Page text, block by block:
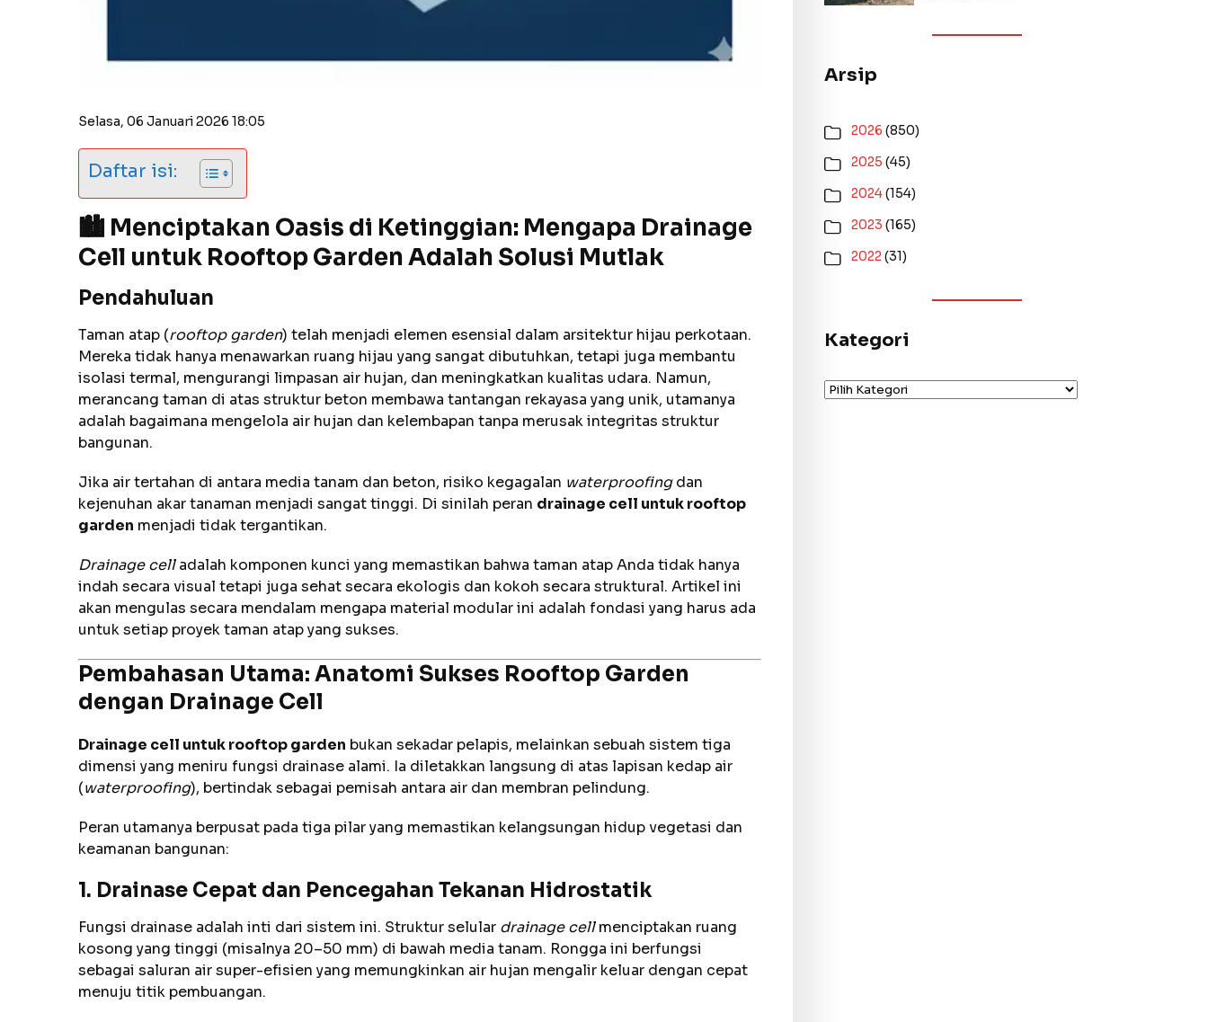
Selasa, 06 Januari 2026 18:05
Daftar isi:
🏙️ Menciptakan Oasis di Ketinggian: Mengapa Drainage
Cell untuk Rooftop Garden Adalah Solusi Mutlak
Pendahuluan
Taman atap (rooftop garden) telah menjadi elemen esensial dalam arsitektur hijau perkotaan.
Mereka tidak hanya menawarkan ruang hijau yang sangat dibutuhkan, tetapi juga membantu
isolasi termal, mengurangi limpasan air hujan, dan meningkatkan kualitas udara. Namun,
merancang taman di atas struktur beton membawa tantangan rekayasa yang unik, utamanya
adalah bagaimana mengelola air hujan dan kelembapan tanpa merusak integritas struktur
bangunan.
Jika air tertahan di antara media tanam dan beton, risiko kegagalan waterproofingdan
kejenuhan akar tanaman menjadi sangat tinggi. Di sinilah peran drainage cell untuk rooftop
garden menjadi tidak tergantikan.
Drainage celladalah komponen kunci yang memastikan bahwa taman atap Anda tidak hanya
indah secara visual tetapi juga sehat secara ekologis dan kokoh secara struktural. Artikel ini
akan mengulas secara mendalam mengapa material modular ini adalah fondasi yang harus ada
untuk setiap proyek taman atap yang sukses.
Pembahasan Utama: Anatomi Sukses Rooftop Garden
dengan Drainage Cell
Drainage cell untuk rooftop garden bukan sekadar pelapis, melainkan sebuah sistem tiga
dimensi yang meniru fungsi drainase alami. Ia diletakkan langsung di atas lapisan kedap air
(waterproofing), bertindak sebagai pemisah antara air dan membran pelindung.
Peran utamanya berpusat pada tiga pilar yang memastikan kelangsungan hidup vegetasi dan
keamanan bangunan:
1. Drainase Cepat dan Pencegahan Tekanan Hidrostatik
Fungsi drainase adalah inti dari sistem ini. Struktur selular drainage cellmenciptakan ruang
kosong yang tinggi (misalnya 20–50 mm) di bawah media tanam. Rongga ini berfungsi
sebagai saluran air super-efisien yang memungkinkan air hujan mengalir keluar dengan cepat
menuju titik pembuangan.
Arsip
2026 (850)
2025 (45)
2024(154)
2023 (165)
2022(31)
Kategori
Kategori